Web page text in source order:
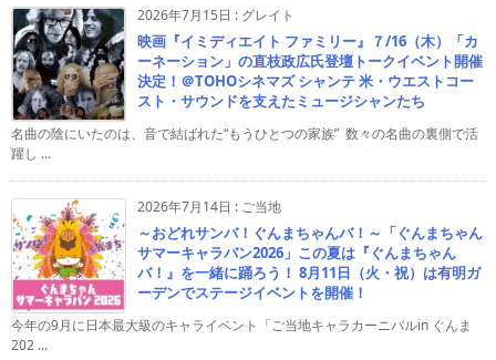
2026年7月15日 : グレイト
映画『イミディエイト ファミリー』７/16（木）「カ
ーネーション」の直枝政広氏登壇トークイベント開催
決定！＠TOHOシネマズ シャンテ 米・ウエストコー
スト・サウンドを支えたミュージシャンたち
名曲の陰にいたのは、音で結ばれた“もうひとつの家族” 数々の名曲の裏側で活
躍し ...
2026年7月14日 : ご当地
～おどれサンバ！ぐんまちゃんバ！～「ぐんまちゃん
サマーキャラバン2026」この夏は『ぐんまちゃん
バ！』を一緒に踊ろう！ 8月11日（火・祝）は有明ガ
ーデンでステージイベントを開催！
今年の9月に日本最大級のキャライベント「ご当地キャラカーニバルin ぐんま
202 ...